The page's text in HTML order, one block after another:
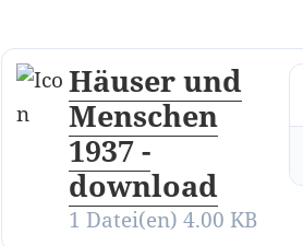
Häuser und
Menschen
1937 -
download
1 Datei(en) 4.00 KB